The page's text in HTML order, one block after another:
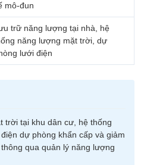
mô-đun
trữ năng lượng tại nhà, hệ
năng lượng mặt trời, dự
lưới điện
trời tại khu dân cư, hệ thống
dự phòng khẩn cấp và giảm
qua quản lý năng lượng